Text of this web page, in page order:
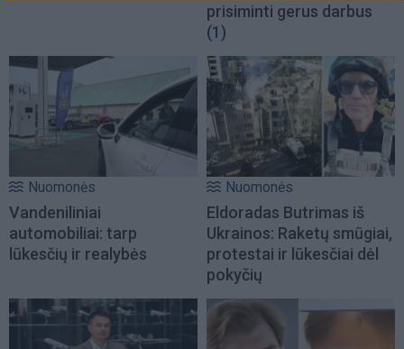
prisiminti gerus darbus
(1)
Nuomonės
Vandeniliniai
automobiliai: tarp
lūkesčių ir realybės
Nuomonės
Eldoradas Butrimas iš
Ukrainos: Raketų smūgiai,
protestai ir lūkesčiai dėl
pokyčių